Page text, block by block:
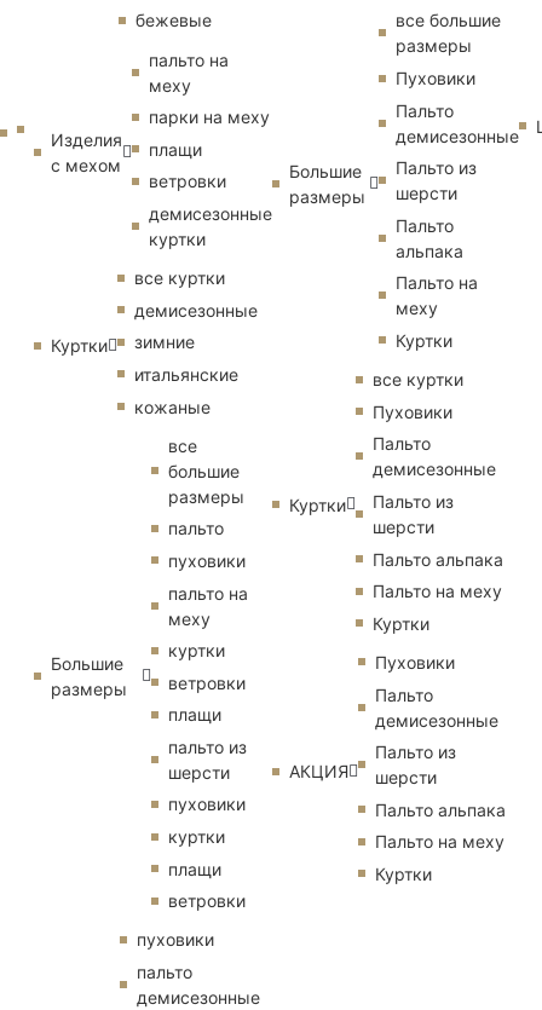
бежевые
Изделия
с мехом
пальто на
меху
парки на меху
плащи
ветровки
демисезонные
куртки
Куртки
все куртки
демисезонные
зимние
итальянские
кожаные
Большие
размеры
все
большие
размеры
пальто
пуховики
пальто на
меху
куртки
ветровки
плащи
пальто из
шерсти
пуховики
куртки
плащи
ветровки
пуховики
пальто
демисезонные
Большие
размеры
все большие
размеры
Пуховики
Пальто
демисезонные
Пальто из
шерсти
Пальто
альпака
Пальто на
меху
Куртки
Куртки
все куртки
Пуховики
Пальто
демисезонные
Пальто из
шерсти
Пальто альпака
Пальто на меху
Куртки
АКЦИЯ
Пуховики
Пальто
демисезонные
Пальто из
шерсти
Пальто альпака
Пальто на меху
Куртки